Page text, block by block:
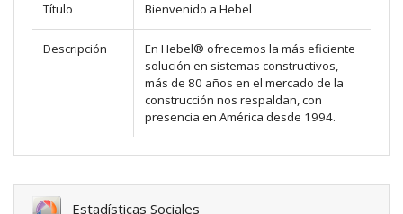
Título Bienvenido a Hebel
Descripción
En Hebel® ofrecemos la más eficiente
solución en sistemas constructivos,
más de 80 años en el mercado de la
construcción nos respaldan, con
presencia en América desde 1994.
Estadísticas Sociales